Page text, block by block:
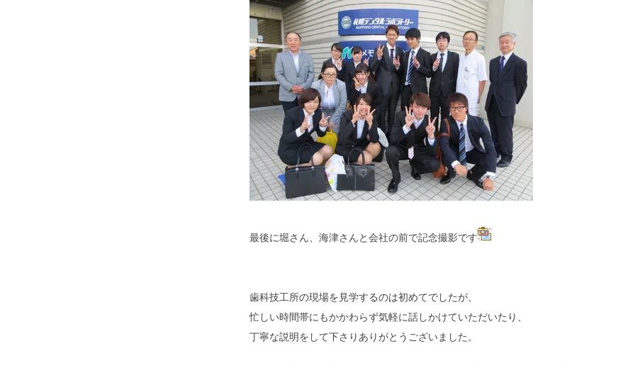
最後に堀さん、海津さんと会社の前で記念撮影です
歯科技工所の現場を見学するのは初めてでしたが、
忙しい時間帯にもかかわらず気軽に話しかけていただいたり、
丁寧な説明をして下さりありがとうございました。